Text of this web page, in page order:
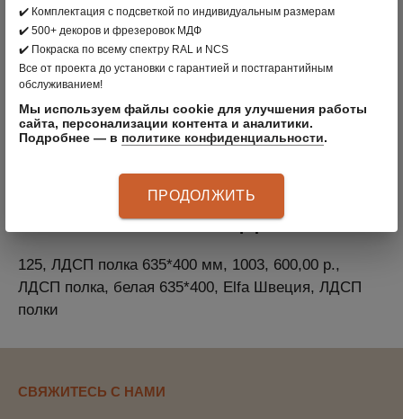
МАТЕРИАЛ: ЛДСП EGGER ГЕРМАНИЯ
АРТИКУЛ:1003
125, ЛДСП полка 635*400 мм, 1003, 600,00 р.,
ЛДСП полка, белая 635*400, Clader Швеция, ЛДСП
полки
ОПИСАНИЕ ПРОДУКТА
125, ЛДСП полка 635*400 мм, 1003, 600,00 р.,
ЛДСП полка, белая 635*400, Elfa Швеция, ЛДСП
полки
СВЯЖИТЕСЬ С НАМИ
✔️ Комплектация с подсветкой по индивидуальным размерам
✔️ 500+ декоров и фрезеровок МДФ
✔️ Покраска по всему спектру RAL и NCS
Все от проекта до установки с гарантией и постгарантийным
обслуживанием!
Мы используем файлы cookie для улучшения работы
сайта, персонализации контента и аналитики.
Подробнее — в политике конфиденциальности.
ПРОДОЛЖИТЬ